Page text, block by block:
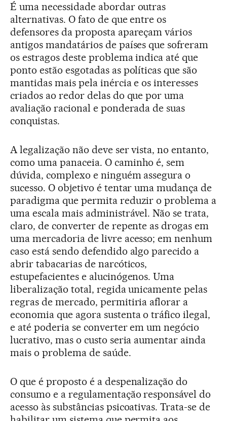
É uma necessidade abordar outras
alternativas. O fato de que entre os
defensores da proposta apareçam vários
antigos mandatários de países que sofreram
os estragos deste problema indica até que
ponto estão esgotadas as políticas que são
mantidas mais pela inércia e os interesses
criados ao redor delas do que por uma
avaliação racional e ponderada de suas
conquistas.
A legalização não deve ser vista, no entanto,
como uma panaceia. O caminho é, sem
dúvida, complexo e ninguém assegura o
sucesso. O objetivo é tentar uma mudança de
paradigma que permita reduzir o problema a
uma escala mais administrável. Não se trata,
claro, de converter de repente as drogas em
uma mercadoria de livre acesso; em nenhum
caso está sendo defendido algo parecido a
abrir tabacarias de narcóticos,
estupefacientes e alucinógenos. Uma
liberalização total, regida unicamente pelas
regras de mercado, permitiria aflorar a
economia que agora sustenta o tráfico ilegal,
e até poderia se converter em um negócio
lucrativo, mas o custo seria aumentar ainda
mais o problema de saúde.
O que é proposto é a despenalização do
consumo e a regulamentação responsável do
acesso às substâncias psicoativas. Trata-se de